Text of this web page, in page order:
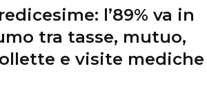
l’89% va in
tra tasse, mutuo,
e visite mediche